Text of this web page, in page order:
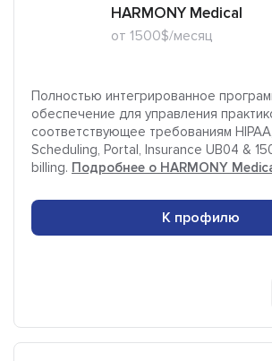
HARMONY Medical
от 1500$/месяц
Полностью интегрированное
обеспечение для управления
соответствующее требованиям
Scheduling, Portal, Insurance UB04 &
billing. Подробнее о HARMONY
К профилю